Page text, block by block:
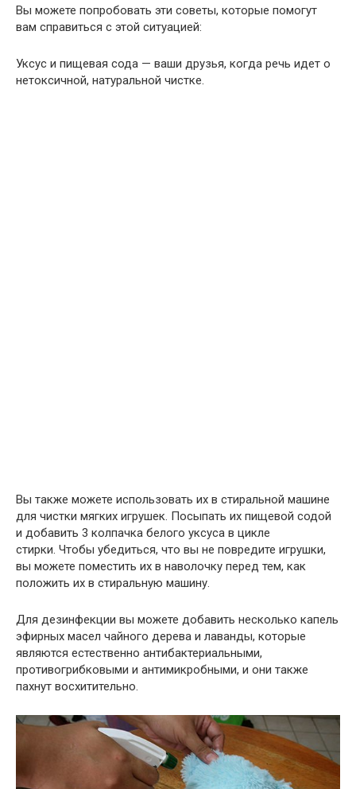
Вы можете попробовать эти советы, которые помогут
вам справиться с этой ситуацией:
Уксус и пищевая сода — ваши друзья, когда речь идет о
нетоксичной, натуральной чистке.
Вы также можете использовать их в стиральной машине
для чистки мягких игрушек. Посыпать их пищевой содой
и добавить 3 колпачка белого уксуса в цикле
стирки. Чтобы убедиться, что вы не повредите игрушки,
вы можете поместить их в наволочку перед тем, как
положить их в стиральную машину.
Для дезинфекции вы можете добавить несколько капель
эфирных масел чайного дерева и лаванды, которые
являются естественно антибактериальными,
противогрибковыми и антимикробными, и они также
пахнут восхитительно.